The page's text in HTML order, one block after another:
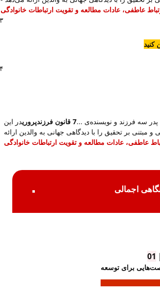
عاطفی، عادات مطالعه و تقویت ارتباطات خانوادگی
کنید
پدر سه فرزند و نویسنده‌ی ...7 قانون فرزندپروری
در این
مبتنی بر تحقیق را با دیدگاهی جهانی به والدین ارائه
عاطفی، عادات مطالعه و تقویت ارتباطات خانوادگی
اجمالی
01
برای توسعه